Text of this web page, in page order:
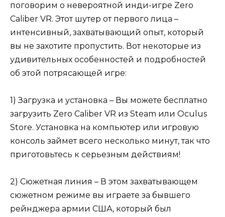
поговорим о невероятной инди-игре Zero
Caliber VR. Этот шутер от первого лица –
интенсивный, захватывающий опыт, который
вы не захотите пропустить. Вот некоторые из
удивительных особенностей и подробностей
об этой потрясающей игре:
1) Загрузка и установка – Вы можете бесплатно
загрузить Zero Caliber VR из Steam или Oculus
Store. Установка на компьютер или игровую
консоль займет всего несколько минут, так что
приготовьтесь к серьезным действиям!
2) Сюжетная линия – В этом захватывающем
сюжетном режиме вы играете за бывшего
рейнджера армии США, который был